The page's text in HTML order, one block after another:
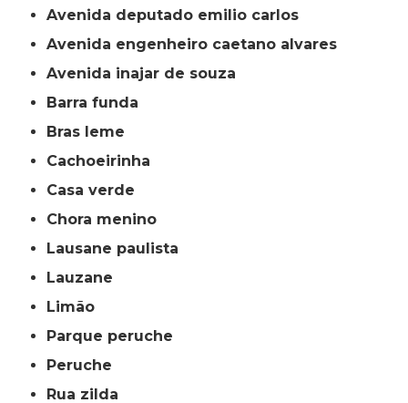
avenida deputado emilio carlos
avenida engenheiro caetano alvares
avenida inajar de souza
barra funda
bras leme
cachoeirinha
casa verde
chora menino
lausane paulista
lauzane
limão
parque peruche
peruche
rua zilda